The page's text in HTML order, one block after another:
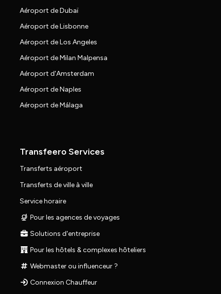
Aéroport de Dubaï
Aéroport de Lisbonne
Aéroport de Los Angeles
Aéroport de Milan Malpensa
Aéroport d'Amsterdam
Aéroport de Naples
Aéroport de Málaga
Transfeero Services
Transferts aéroport
Transferts de ville à ville
Service horaire
Pour les agences de voyages
Solutions d'entreprise
Pour les hôtels & complexes hôteliers
Webmaster ou influenceur ?
Connexion Chauffeur